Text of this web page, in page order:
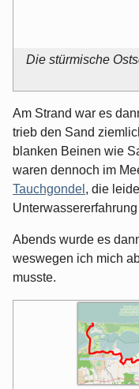
Die stürmische
Am Strand war es
trieb den Sand
blanken Beinen wie
waren dennoch im
Tauchgondel , die
Abends wurde es
weswegen ich mich
musste.